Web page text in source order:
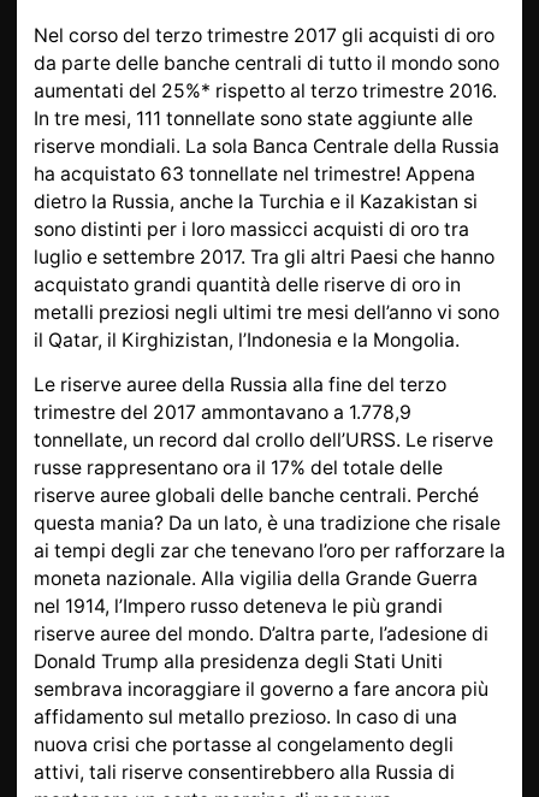
DA SAPERE
INFORMAZIONI SU L
ORO
ORO POSTALE
ACCESSORI DI LUSSO
STATO
CONTATTI
JOBS
INFORMATIVA SULLA
PRIVACY
DEENFR
+41 (0)22 362 01 01 Individua
Nel corso del terzo trimestre 2017 gli acquisti di oro
da parte delle banche centrali di tutto il mondo sono
aumentati del 25%* rispetto al terzo trimestre 2016.
In tre mesi, 111 tonnellate sono state aggiunte alle
riserve mondiali. La sola Banca Centrale della Russia
ha acquistato 63 tonnellate nel trimestre! Appena
dietro la Russia, anche la Turchia e il Kazakistan si
sono distinti per i loro massicci acquisti di oro tra
luglio e settembre 2017. Tra gli altri Paesi che hanno
acquistato grandi quantità delle riserve di oro in
metalli preziosi negli ultimi tre mesi dell’anno vi sono
il Qatar, il Kirghizistan, l’Indonesia e la Mongolia.
Le riserve auree della Russia alla fine del terzo
trimestre del 2017 ammontavano a 1.778,9
tonnellate, un record dal crollo dell’URSS. Le riserve
russe rappresentano ora il 17% del totale delle
riserve auree globali delle banche centrali. Perché
questa mania? Da un lato, è una tradizione che risale
ai tempi degli zar che tenevano l’oro per rafforzare la
moneta nazionale. Alla vigilia della Grande Guerra
nel 1914, l’Impero russo deteneva le più grandi
riserve auree del mondo. D’altra parte, l’adesione di
Donald Trump alla presidenza degli Stati Uniti
sembrava incoraggiare il governo a fare ancora più
affidamento sul metallo prezioso. In caso di una
nuova crisi che portasse al congelamento degli
attivi, tali riserve consentirebbero alla Russia di